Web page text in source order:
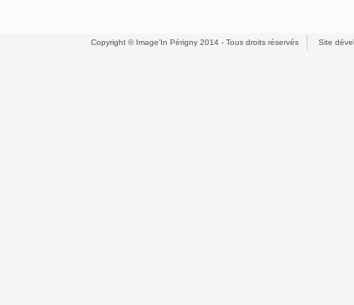
Copyright © Image'In Périgny 2014 - Tous droits réservés Site